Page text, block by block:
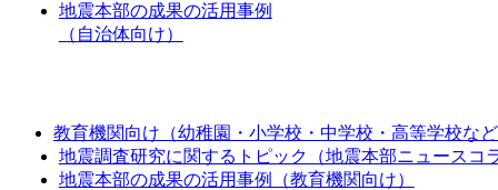
地震本部の成果の活用事例
（自治体向け）
教育機関向け（幼稚園・小学校・中学校・高等学校な
地震調査研究に関するトピック（地震本部ニュースコ
地震本部の成果の活用事例（教育機関向け）